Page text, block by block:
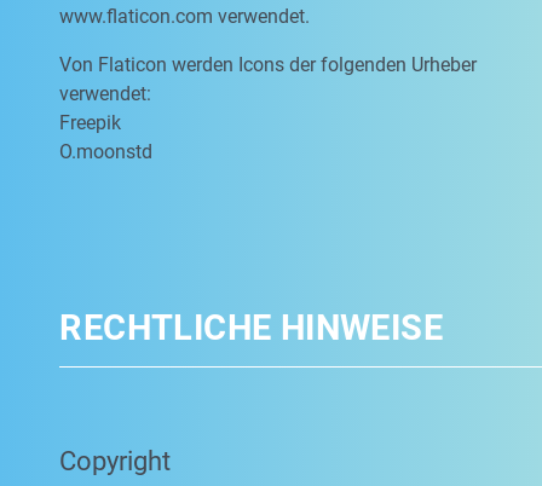
www.flaticon.com verwendet.
Von Flaticon werden Icons der folgenden Urheber
verwendet:
Freepik
O.moonstd
RECHTLICHE HINWEISE
Copyright